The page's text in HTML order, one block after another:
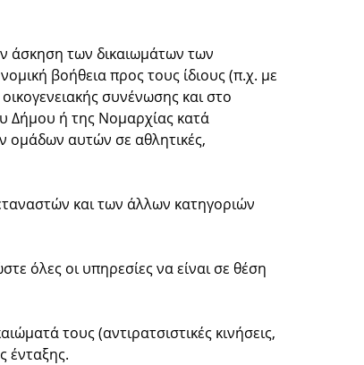
άσκηση των δικαιωμάτων των
βοήθεια προς τους ίδιους (π.χ. με
συνένωσης και στο
Δήμου ή της Νομαρχίας κατά
ομάδων αυτών σε αθλητικές,
και των άλλων κατηγοριών
όλες οι υπηρεσίες να είναι σε θέση
τους (αντιρατσιστικές κινήσεις,
ένταξης.